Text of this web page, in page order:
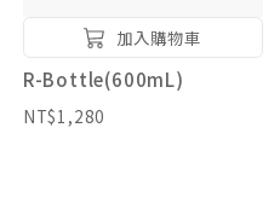
加入購物車
R-Bottle(600mL)
NT$1,280